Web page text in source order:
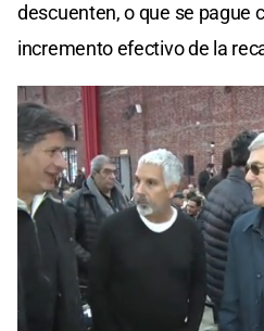
descuenten, o que se pague
incremento efectivo de la